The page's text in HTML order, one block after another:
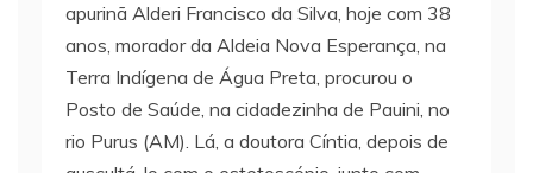
apurinã Alderi Francisco da Silva, hoje com 38
anos, morador da Aldeia Nova Esperança, na
Terra Indígena de Água Preta, procurou o
Posto de Saúde, na cidadezinha de Pauini, no
rio Purus (AM). Lá, a doutora Cíntia, depois de